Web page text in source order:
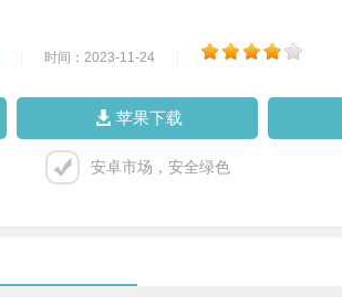
时间：2023-11-24
苹果下载
安卓市场，安全绿色